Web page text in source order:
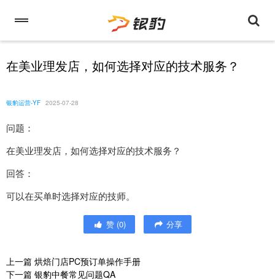
在美业理发店，如何选择对应的技术服务？
银豹运营-YF 2025-07-28
问题：
在美业理发店，如何选择对应的技术服务？
回答：
可以在买单时选择对应的技师。
赞 (0) 分享
上一篇 烘焙门店PC预订单操作手册
下一篇 银豹中餐常见问题QA